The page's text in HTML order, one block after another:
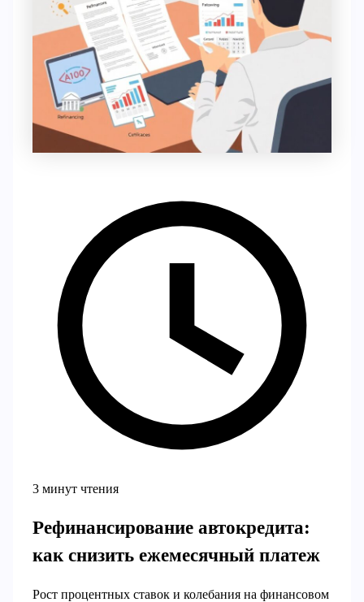
3 минут чтения
Рефинансирование автокредита:
как снизить ежемесячный платеж
Рост процентных ставок и колебания на финансовом